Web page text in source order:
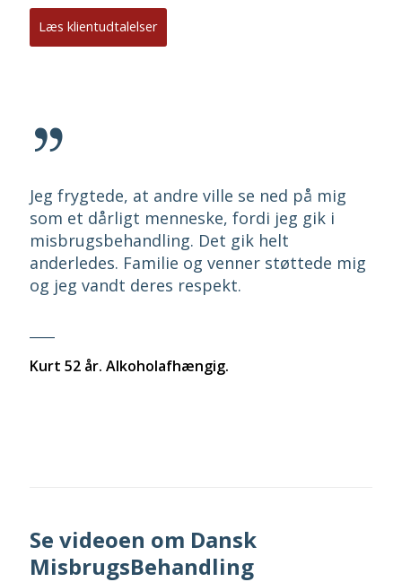
Læs klientudtalelser
Jeg frygtede, at andre ville se ned på mig
som et dårligt menneske, fordi jeg gik i
misbrugsbehandling. Det gik helt
anderledes. Familie og venner støttede mig
og jeg vandt deres respekt.
Kurt 52 år. Alkoholafhængig.
Se videoen om Dansk
MisbrugsBehandling